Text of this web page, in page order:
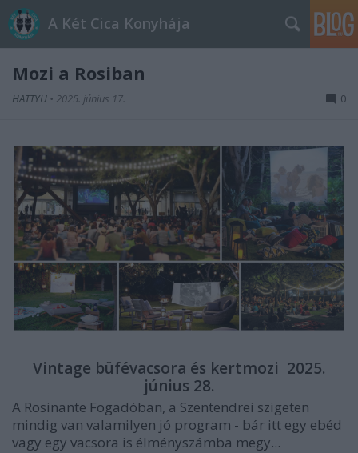
A Két Cica Konyhája
Mozi a Rosiban
HATTYU • 2025. június 17. 0
Vintage büfévacsora és kertmozi 2025.
június 28.
A Rosinante Fogadóban, a Szentendrei szigeten
mindig van valamilyen jó program - bár itt egy ebéd
vagy egy vacsora is élményszámba megy...